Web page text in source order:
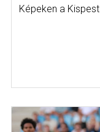
Képeken a